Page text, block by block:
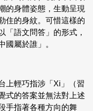
的身體姿態，生動呈現
住的身紋。可惜這樣的
「語文問答」的形式，
國屬於誰」。
上輕巧指涉「Xi」（習
式的答案並無法對上述
手指著各種方向的舞